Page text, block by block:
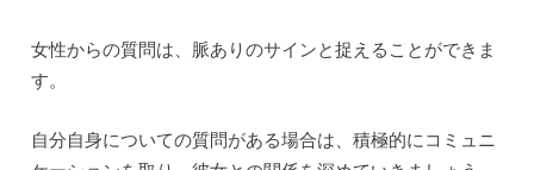
女性からの質問は、脈ありのサインと捉えることができま
す。
自分自身についての質問がある場合は、積極的にコミュニ